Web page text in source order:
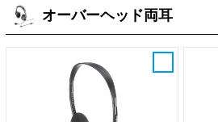
オーバーヘッド両耳